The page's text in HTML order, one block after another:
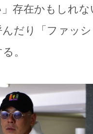
存在かもしれ
だり「ファッ
。